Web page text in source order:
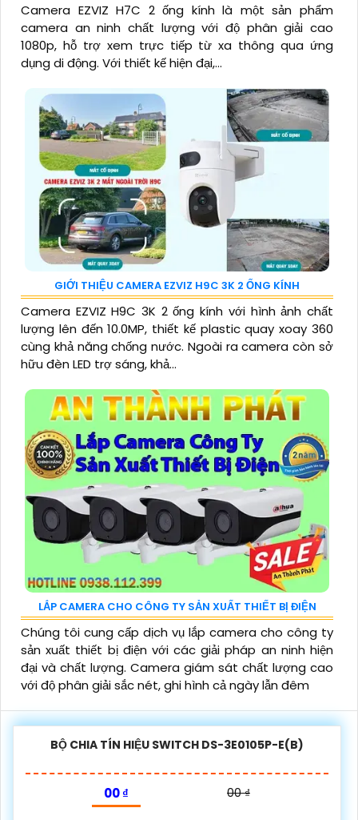
Camera EZVIZ H7C 2 ống kính là một sản phẩm
camera an ninh chất lượng với độ phân giải cao
1080p, hỗ trợ xem trực tiếp từ xa thông qua ứng
dụng di động. Với thiết kế hiện đại,...
GIỚI THIỆU CAMERA EZVIZ H9C 3K 2 ỐNG KÍNH
Camera EZVIZ H9C 3K 2 ống kính với hình ảnh chất
lượng lên đến 10.0MP, thiết kế plastic quay xoay 360
cùng khả năng chống nước. Ngoài ra camera còn sở
hữu đèn LED trợ sáng, khả...
LẮP CAMERA CHO CÔNG TY SẢN XUẤT THIẾT BỊ ĐIỆN
Chúng tôi cung cấp dịch vụ lắp camera cho công ty
sản xuất thiết bị điện với các giải pháp an ninh hiện
đại và chất lượng. Camera giám sát chất lượng cao
với độ phân giải sắc nét, ghi hình cả ngày lẫn đêm
BỘ CHIA TÍN HIỆU SWITCH DS-3E0105P-E(B)
00 ₫ 00 ₫